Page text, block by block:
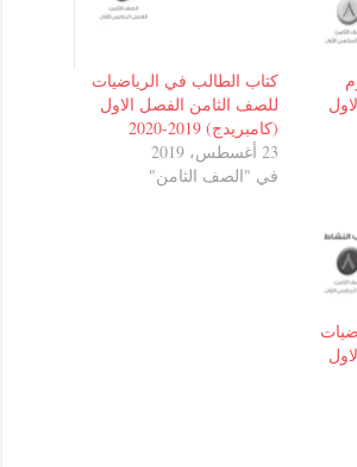
كتاب الطالب في الرياضيات
للصف الثامن الفصل الاول
في "الصف الثامن"